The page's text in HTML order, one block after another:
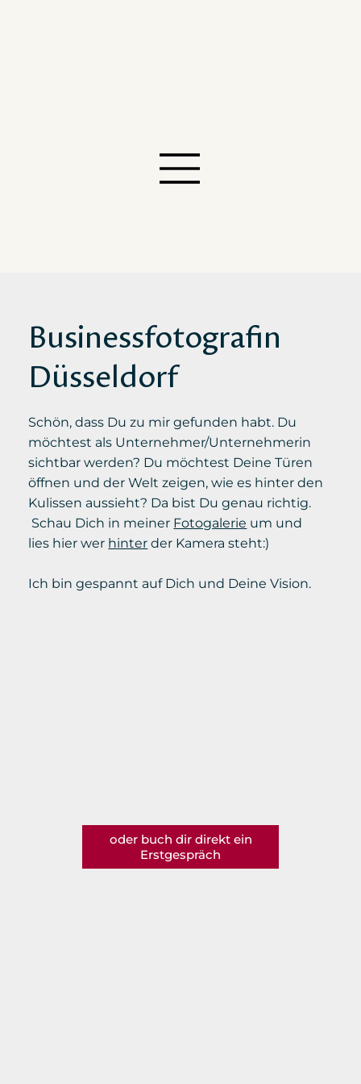
Businessfotografin
Düsseldorf
Schön, dass Du zu mir gefunden habt. Du
möchtest als Unternehmer/Unternehmerin
sichtbar werden? Du möchtest Deine Türen
öffnen und der Welt zeigen, wie es hinter den
Kulissen aussieht? Da bist Du genau richtig.
Schau Dich in meiner Fotogalerie um und
lies hier wer hinter der Kamera steht:)
Ich bin gespannt auf Dich und Deine Vision.
oder buch dir direkt ein
Erstgespräch